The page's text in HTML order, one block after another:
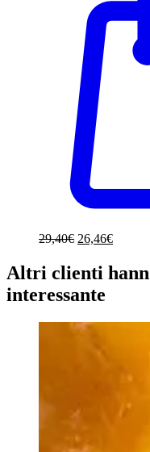
29,40€ Il
originale
era:
29,40€.
26,46€Il
attuale
è:
Altri clienti
interessante